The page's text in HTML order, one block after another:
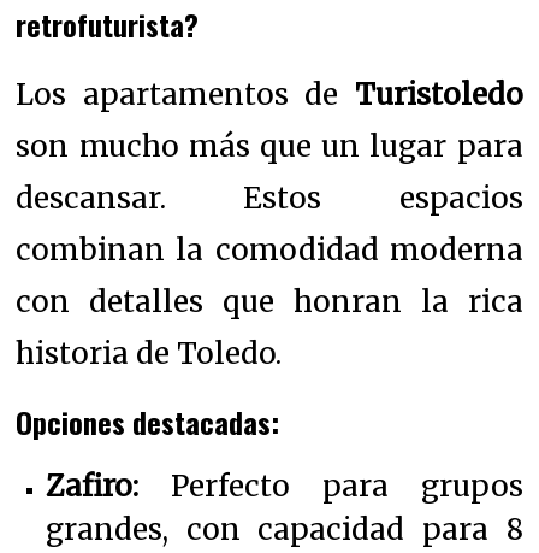
retrofuturista?
Los apartamentos de Turistoledo
son mucho más que un lugar para
descansar. Estos espacios
combinan la comodidad moderna
con detalles que honran la rica
historia de Toledo.
Opciones destacadas:
Zafiro:Perfecto para grupos
grandes, con capacidad para 8